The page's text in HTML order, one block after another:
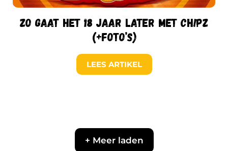
Zo gaat het 18 jaar later met Ch!pz
(+foto’s)
LEES ARTIKEL
+ Meer laden